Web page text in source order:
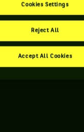
Cookies Settings
Reject All
Accept All Cookies